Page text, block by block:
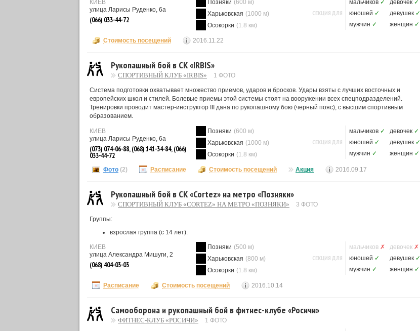
КИЕВ
улица Ларисы Руденко, 6а
(066) 033-44-72
Позняки (600 м)
Харьковская (1000 м)
Осокорки (1.8 км)
СЕКЦИЯ ДЛЯ
мальчиков ✓ девочек ✓
юношей ✓ девушек ✓
мужчин ✓ женщин ✓
Стоимость посещений 2016.11.22
Рукопашный бой в СК «IRBIS»
СПОРТИВНЫЙ КЛУБ «IRBIS» 1 ФОТО
Система подготовки охватывает множество приемов, ударов и бросков. Удары взяты с лучших восточных и
европейских школ и стилей. Болевые приемы этой системы стоят на вооружении всех спецподразделений.
Тренировки проводит мастер-инструктор III дана по рукопашному бою (черный пояс), с высшим спортивным
образованием.
КИЕВ
улица Ларисы Руденко, 6а
(073) 074-06-88, (068) 141-34-84, (066)
033-44-72
Позняки (600 м)
Харьковская (1000 м)
Осокорки (1.8 км)
СЕКЦИЯ ДЛЯ
мальчиков ✓ девочек ✓
юношей ✓ девушек ✓
мужчин ✓ женщин ✓
Фото (2) Расписание Стоимость посещений Акция 2016.09.17
Рукопашный бой в СК «Cortez» на метро «Позняки»
СПОРТИВНЫЙ КЛУБ «CORTEZ» НА МЕТРО «ПОЗНЯКИ» 3 ФОТО
Группы:
взрослая группа (с 14 лет).
КИЕВ
улица Александра Мишуги, 2
(068) 404-03-03
Позняки (500 м)
Харьковская (800 м)
Осокорки (1.8 км)
СЕКЦИЯ ДЛЯ
мальчиков ✗ девочек ✗
юношей ✓ девушек ✓
мужчин ✓ женщин ✓
Расписание Стоимость посещений 2016.10.14
Самооборона и рукопашный бой в фитнес-клубе «Росичи»
ФИТНЕС-КЛУБ «РОСИЧИ»
1 ФОТО